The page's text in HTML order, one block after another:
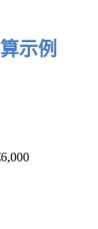
示例